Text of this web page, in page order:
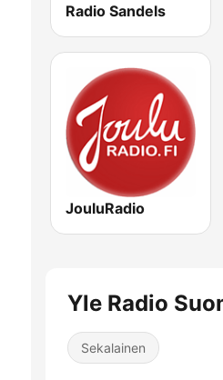
Radio Sandels
JouluRadio
Yle Radio
Sekalainen